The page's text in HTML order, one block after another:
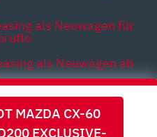
MAZDA CX-60
EXCLUSIVE-
als Neuwagen für
als Neuwagen ab
Vorlauffahrzeug für